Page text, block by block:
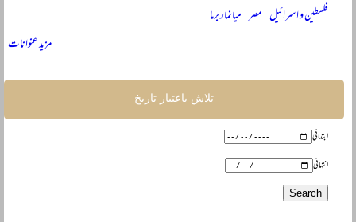
فلسطین و اسرائیل مصر میانمار برما
— مزید عنوانات
تلاش باعتبار تاریخ
ابتدائی
انتہائی